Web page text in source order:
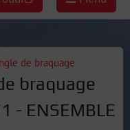
de braquage
braquage
- ENSEMBLE